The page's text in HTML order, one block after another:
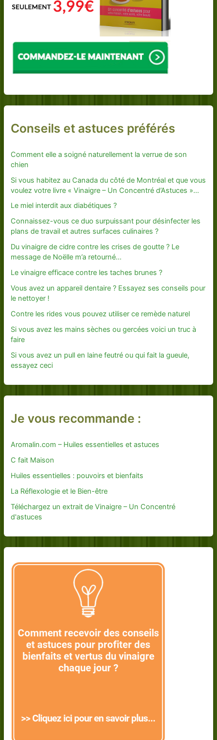
Conseils et astuces préférés
Comment elle a soigné naturellement la verrue de son
chien
Si vous habitez au Canada du côté de Montréal et que vous
voulez votre livre « Vinaigre – Un Concentré d’Astuces »…
Le miel interdit aux diabétiques ?
Connaissez-vous ce duo surpuissant pour désinfecter les
plans de travail et autres surfaces culinaires ?
Du vinaigre de cidre contre les crises de goutte ? Le
message de Noëlle m’a retourné…
Le vinaigre efficace contre les taches brunes ?
Vous avez un appareil dentaire ? Essayez ses conseils pour
le nettoyer !
Contre les rides vous pouvez utiliser ce remède naturel
Si vous avez les mains sèches ou gercées voici un truc à
faire
Si vous avez un pull en laine feutré ou qui fait la gueule,
essayez ceci
Je vous recommande :
Aromalin.com – Huiles essentielles et astuces
C fait Maison
Huiles essentielles : pouvoirs et bienfaits
La Réflexologie et le Bien-être
Téléchargez un extrait de Vinaigre – Un Concentré
d'astuces